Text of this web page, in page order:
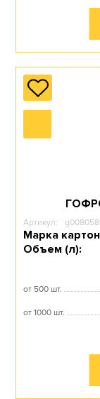
Артикул: g008058
Марка
Объем (л):
от 500 шт.
от 1000 шт.